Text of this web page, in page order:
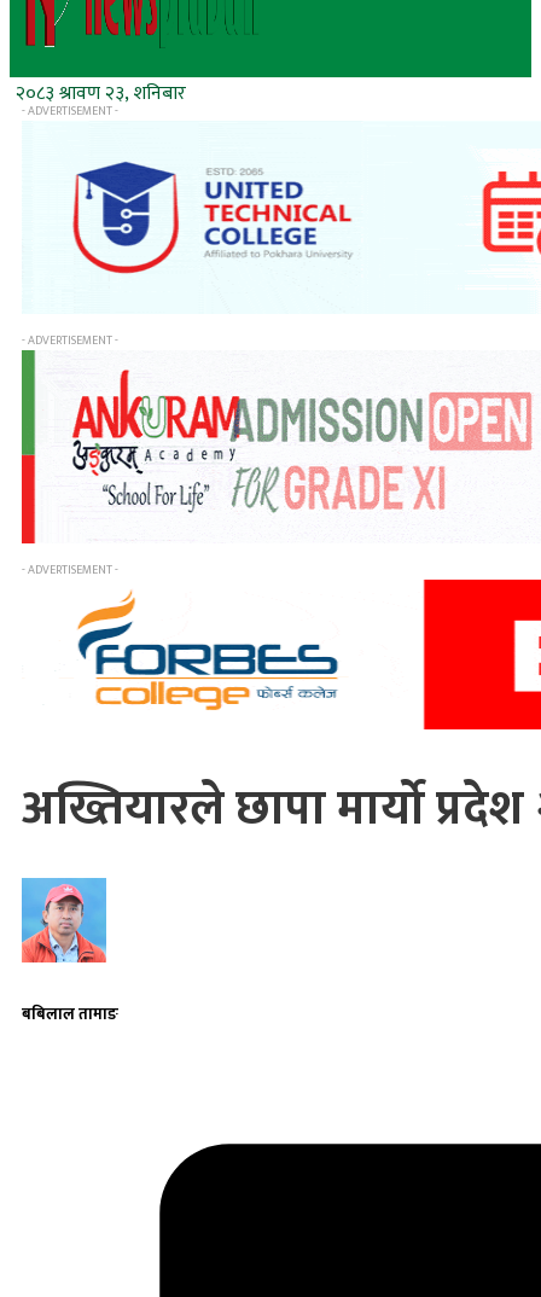
२०८३ श्रावण २३, शनिबार
- ADVERTISEMENT -
- ADVERTISEMENT -
- ADVERTISEMENT -
अख्तियारले छापा मार्यो
बबिलाल तामाङ